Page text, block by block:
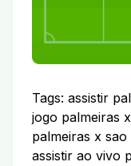
Tags: assistir
jogo palmeiras
palmeiras x
assistir ao vivo